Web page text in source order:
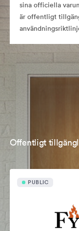
sina officiella
är offentligt
Offentligt
PUBLIC